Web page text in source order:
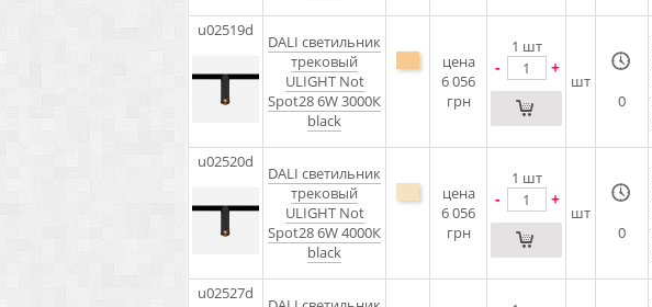
u02519d
DALI cветильник
трековый
ULIGHT Not
Spot28 6W 3000К
black
цена
6 056
грн
1 шт
- +
шт
0
u02520d
DALI cветильник
трековый
ULIGHT Not
Spot28 6W 4000К
black
цена
6 056
грн
1 шт
- +
шт
0
u02527d